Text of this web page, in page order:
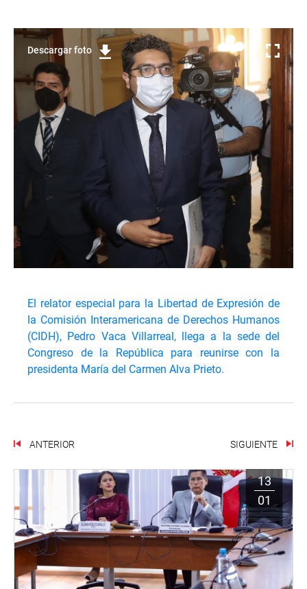
Descargar foto
El relator especial para la Libertad de Expresión de
la Comisión Interamericana de Derechos Humanos
(CIDH), Pedro Vaca Villarreal, llega a la sede del
Congreso de la República para reunirse con la
presidenta María del Carmen Alva Prieto.
ANTERIOR SIGUIENTE
13
01